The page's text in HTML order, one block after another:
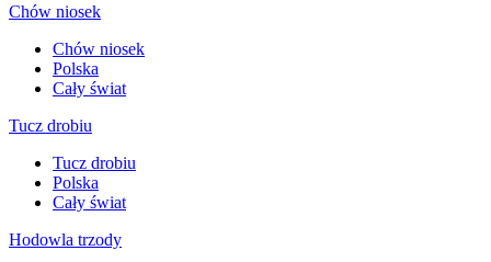
Chów niosek
Chów niosek
Polska
Cały świat
Tucz drobiu
Tucz drobiu
Polska
Cały świat
Hodowla trzody